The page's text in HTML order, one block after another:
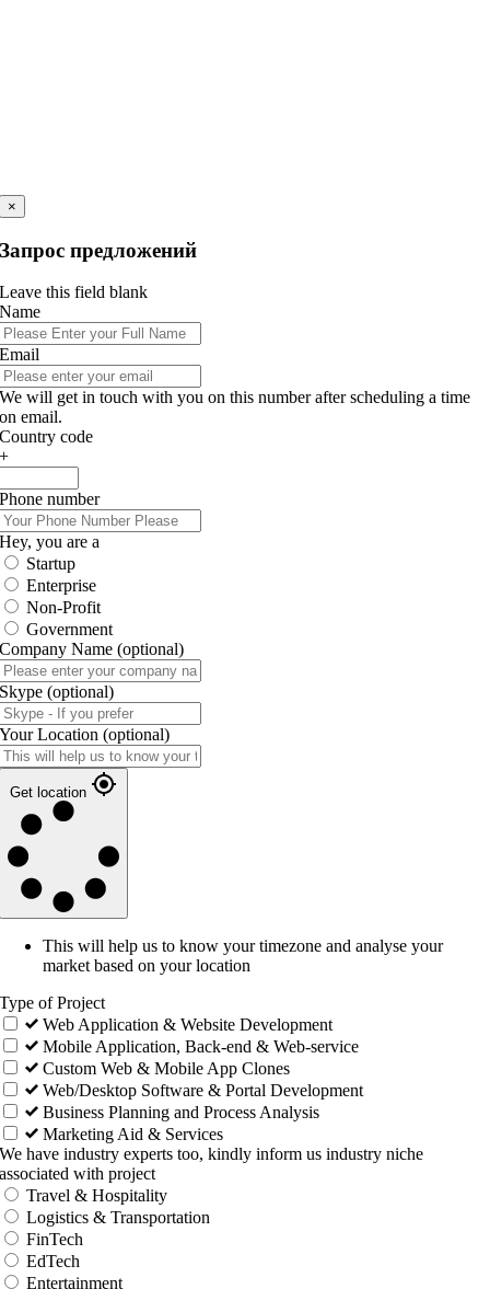
×
Запрос предложений
Leave this field blank
Name
Email
We will get in touch with you on this number after scheduling a time
on email.
Country code
+
Phone number
Hey, you are a
Startup
Enterprise
Non-Profit
Government
Company Name (optional)
Skype (optional)
Your Location (optional)
Get location
This will help us to know your timezone and analyse your
market based on your location
Type of Project
Web Application & Website Development
Mobile Application, Back-end & Web-service
Custom Web & Mobile App Clones
Web/Desktop Software & Portal Development
Business Planning and Process Analysis
Marketing Aid & Services
We have industry experts too, kindly inform us industry niche
associated with project
Travel & Hospitality
Logistics & Transportation
FinTech
EdTech
Entertainment